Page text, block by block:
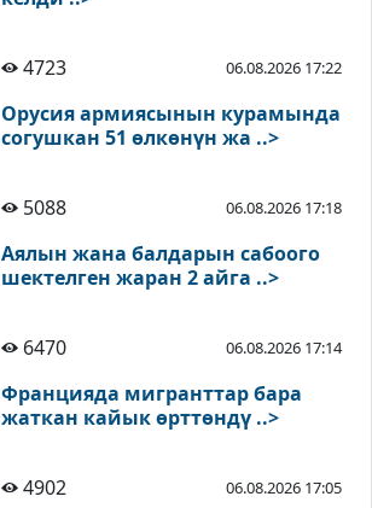
4723 06.08.2026 17:22
Орусия армиясынын курамында
согушкан 51 өлкөнүн жа ..>
5088 06.08.2026 17:18
Аялын жана балдарын сабоого
шектелген жаран 2 айга ..>
6470 06.08.2026 17:14
Францияда мигранттар бара
жаткан кайык өрттөндү ..>
4902 06.08.2026 17:05